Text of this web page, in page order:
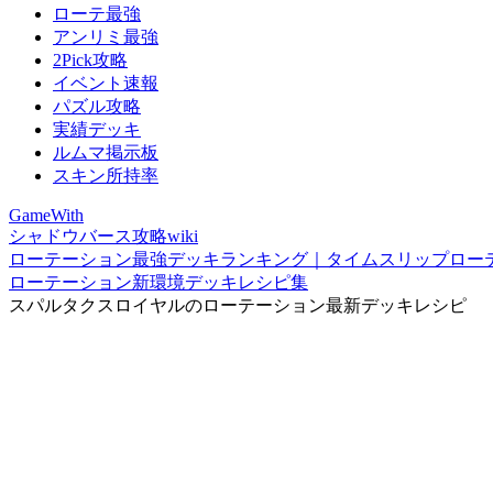
ローテ最強
アンリミ最強
2Pick攻略
イベント速報
パズル攻略
実績デッキ
ルムマ掲示板
スキン所持率
GameWith
シャドウバース攻略wiki
ローテーション最強デッキランキング｜タイムスリップロー
ローテーション新環境デッキレシピ集
スパルタクスロイヤルのローテーション最新デッキレシピ